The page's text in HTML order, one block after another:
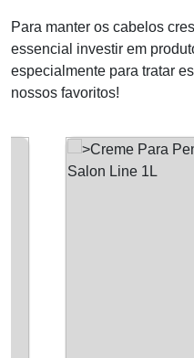
Para manter os cabelos
essencial investir em
especialmente para tratar
nossos favoritos!